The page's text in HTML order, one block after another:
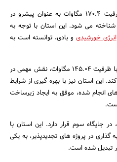
در تیرماه 1403، استان قزوین با ظرفیت 170.4 مگاوات به عنوان پیشرو در
می شود. این استان با توجه به
انرژی خورشیدی و بادی، توانسته است به
استان کرمان در رتبه دوم قرار دارد و با ظرفیت 145.04 مگاوات، نقش مهمی در
این استان نیز با بهره گیری از شرایط
انجام شده، موفق به ایجاد زیرساخت
ظرفیت 110.12 مگاوات، در جایگاه سوم قرار دارد. این استان با
گذاری در پروژه های تجدیدپذیر، به یکی
تبدیل شده است.